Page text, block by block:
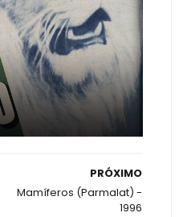
PRÓXIMO
Mamíferos (Parmalat) -
1996